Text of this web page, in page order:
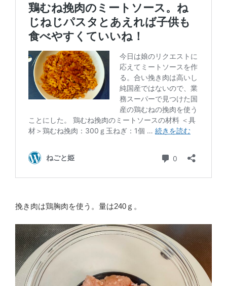
挽き肉は鶏胸肉を使う。量は240ｇ。